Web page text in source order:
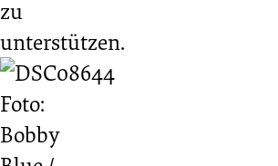
zu
unterstützen.
Foto:
Bobby